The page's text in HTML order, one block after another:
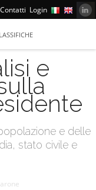
Contatti Login
e
e delle
stato civile e